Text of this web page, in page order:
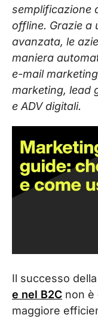
semplificazione
offline. Grazie a
avanzata, le
maniera
e-mail
marketing, lead
e ADV digitali.
Il successo
e nel B2C non è
maggiore